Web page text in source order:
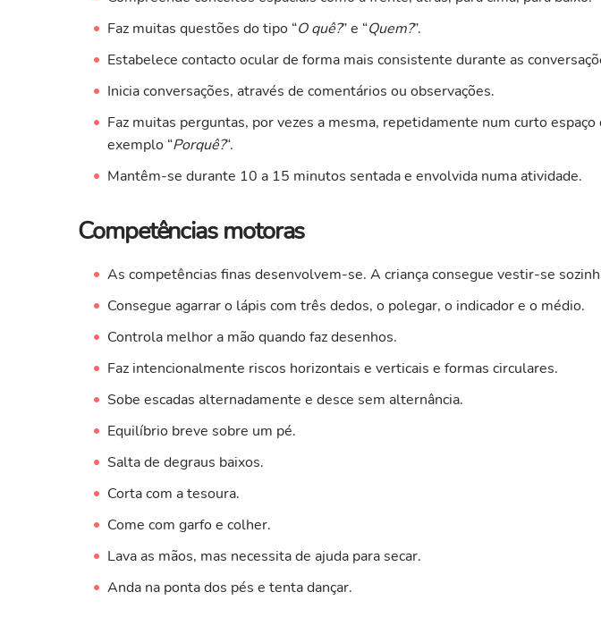
Faz muitas questões do tipo “O quê?” e “Quem?”.
Estabelece contacto ocular de forma mais consistente durante as
Inicia conversações, através de comentários ou observações.
Faz muitas perguntas, por vezes a mesma, repetidamente num curto
exemplo “Porquê?“.
Mantêm-se durante 10 a 15 minutos sentada e envolvida numa atividade.
Competências motoras
As competências finas desenvolvem-se. A criança consegue vestir-se
Consegue agarrar o lápis com três dedos, o polegar, o indicador e o médio.
Controla melhor a mão quando faz desenhos.
Faz intencionalmente riscos horizontais e verticais e formas circulares.
Sobe escadas alternadamente e desce sem alternância.
Equilíbrio breve sobre um pé.
Salta de degraus baixos.
Corta com a tesoura.
Come com garfo e colher.
Lava as mãos, mas necessita de ajuda para secar.
Anda na ponta dos pés e tenta dançar.